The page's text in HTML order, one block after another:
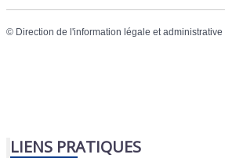
© Direction de l'information légale et administrative
LIENS PRATIQUES